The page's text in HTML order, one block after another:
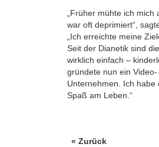
„Früher mühte ich mich
war oft deprimiert“,
„Ich erreichte meine
Seit der Dianetik sind
wirklich einfach –
gründete nun ein Video-
Unternehmen. Ich habe
Spaß am Leben.“
« Zurück